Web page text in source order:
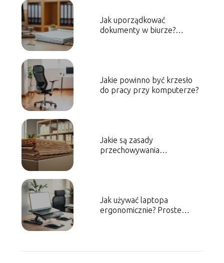
Jak uporządkować
dokumenty w biurze?
Jakie powinno być krzesło
do pracy przy komputerze?
Jakie są zasady
przechowywania
Jak używać laptopa
ergonomicznie? Proste